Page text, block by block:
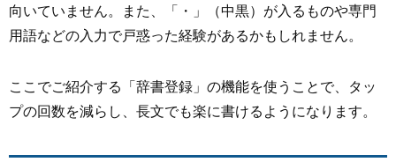
向いていません。また、「・」（中黒）が入るものや専門
用語などの入力で戸惑った経験があるかもしれません。
ここでご紹介する「辞書登録」の機能を使うことで、タッ
プの回数を減らし、長文でも楽に書けるようになります。